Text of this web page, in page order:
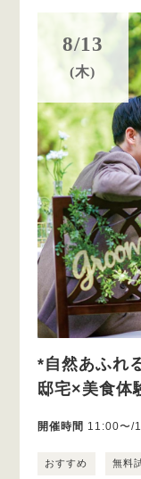
8/13
(木)
*自然あふれ
邸宅×美食体
開催時間 11:00〜/
おすすめ 無料